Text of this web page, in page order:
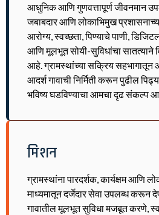
आधुनिक आणि गुणवत्तापूर्ण जीवनमान
जबाबदार आणि लोकाभिमुख
आरोग्य, स्वच्छता, पिण्याचे पाणी,
आणि मूलभूत सोयी-सुविधांचा
आहे. ग्रामस्थांच्या सक्रिय सहभागातून
आदर्श गावाची निर्मिती करून पुढील
भविष्य घडविण्याचा आमचा दृढ संकल्प
मिशन
ग्रामस्थांना पारदर्शक, कार्यक्षम आणि
माध्यमातून दर्जेदार सेवा उपलब्ध
गावातील मूलभूत सुविधा मजबूत करणे,